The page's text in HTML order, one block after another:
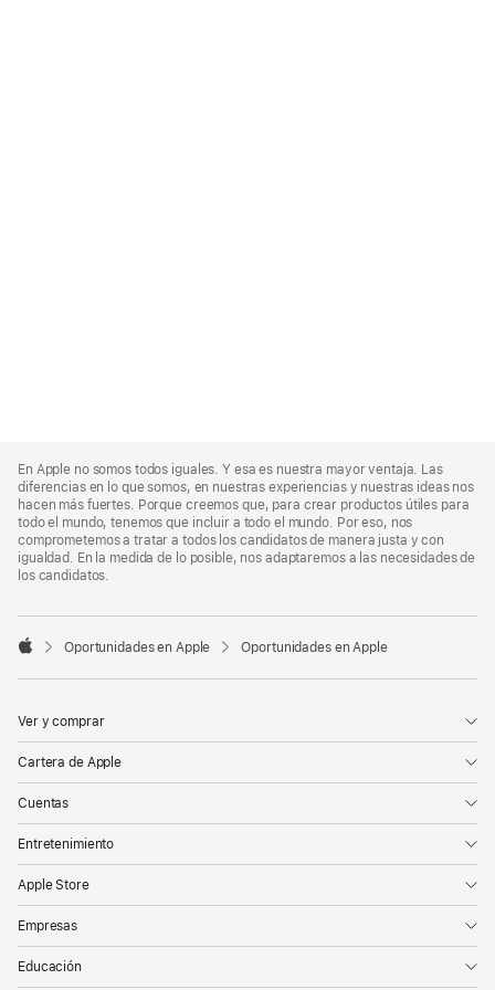
Footer
En Apple no somos todos iguales. Y esa es nuestra mayor ventaja. Las
diferencias en lo que somos, en nuestras experiencias y nuestras ideas nos
hacen más fuertes. Porque creemos que, para crear productos útiles para
todo el mundo, tenemos que incluir a todo el mundo. Por eso, nos
comprometemos a tratar a todos los candidatos de manera justa y con
igualdad. En la medida de lo posible, nos adaptaremos a las necesidades de
los candidatos.

Oportunidades en Apple Oportunidades en Apple
Ver y comprar
Cartera de Apple
Cuentas
Entretenimiento
Apple Store
Empresas
Educación